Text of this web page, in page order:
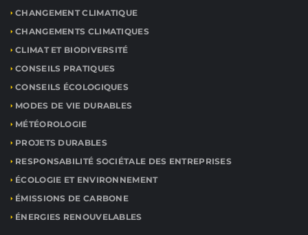
CHANGEMENT CLIMATIQUE
CHANGEMENTS CLIMATIQUES
CLIMAT ET BIODIVERSITÉ
CONSEILS PRATIQUES
CONSEILS ÉCOLOGIQUES
MODES DE VIE DURABLES
MÉTÉOROLOGIE
PROJETS DURABLES
RESPONSABILITÉ SOCIÉTALE DES ENTREPRISES
ÉCOLOGIE ET ENVIRONNEMENT
ÉMISSIONS DE CARBONE
ÉNERGIES RENOUVELABLES